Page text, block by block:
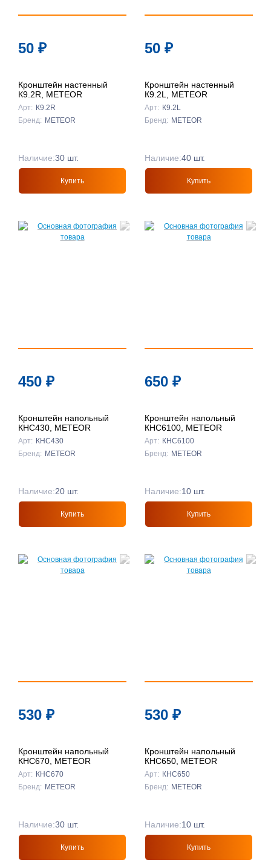
50 ₽
Кронштейн настенный
К9.2R, METEOR
Арт: К9.2R
Бренд: METEOR
Наличие:30 шт.
Купить
50 ₽
Кронштейн настенный
К9.2L, METEOR
Арт: К9.2L
Бренд: METEOR
Наличие:40 шт.
Купить
450 ₽
Кронштейн напольный
КНС430, METEOR
Арт: КНС430
Бренд: METEOR
Наличие:20 шт.
Купить
650 ₽
Кронштейн напольный
КНС6100, METEOR
Арт: КНС6100
Бренд: METEOR
Наличие:10 шт.
Купить
530 ₽
Кронштейн напольный
КНС670, METEOR
Арт: КНС670
Бренд: METEOR
Наличие:30 шт.
Купить
530 ₽
Кронштейн напольный
КНС650, METEOR
Арт: КНС650
Бренд: METEOR
Наличие:10 шт.
Купить